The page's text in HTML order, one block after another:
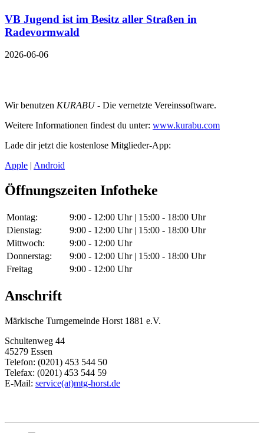
VB Jugend ist im Besitz aller Straßen in
Radevormwald
2026-06-06
Wir benutzen KURABU- Die vernetzte Vereinssoftware.
Weitere Informationen findest du unter: www.kurabu.com
Lade dir jetzt die kostenlose Mitglieder-App:
Apple | Android
Öffnungszeiten Infotheke
Montag:
9:00 - 12:00 Uhr | 15:00 - 18:00 Uhr
Dienstag:
9:00 - 12:00 Uhr | 15:00 - 18:00 Uhr
Mittwoch:
9:00 - 12:00 Uhr
Donnerstag:
9:00 - 12:00 Uhr | 15:00 - 18:00 Uhr
Freitag
9:00 - 12:00 Uhr
Anschrift
Märkische Turngemeinde Horst 1881 e.V.
Schultenweg 44
45279 Essen
Telefon: (0201) 453 544 50
Telefax: (0201) 453 544 59
E-Mail: service(at)mtg-horst.de